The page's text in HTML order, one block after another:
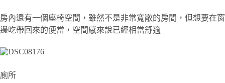
房內還有一個座椅空間，雖然不是非常寬敞的房間，但想要在窗
邊吃帶回來的便當，空間感來說已經相當舒適
廁所